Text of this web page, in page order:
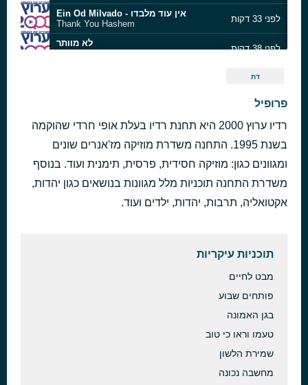
Ein Od Milvado - אין עוד מלבדו
Thank You Hashem
לפני 33 דקות
לא מוותר
לפני 38 דקות
לפני 58 דקות
שבוע טוב
איציק וינגרטן
תהילתך ברבים
לפני שעה
דת
פרופיל
רדיו ערוץ 2000 היא תחנת רדיו בעלת אופי חרדי שהוקמה
בשנת 1995. התחנה משדרת מוזיקה מז'אנרים שונים
ומגוונים כגון: מוזיקה חסידית, פרסית, תימנית ועוד. בנוסף
משדרת התחנה תוכניות מלל מגוונות בנושאים כגון יהדות,
אקטואליה, תרבות, יהדות, ילדים ועוד.
תוכניות עיקריות
מבט לחיים
פותחים שבוע
בגן האמונה
טעמו וראו כי טוב
שמירת הלשון
מחשבה נכונה